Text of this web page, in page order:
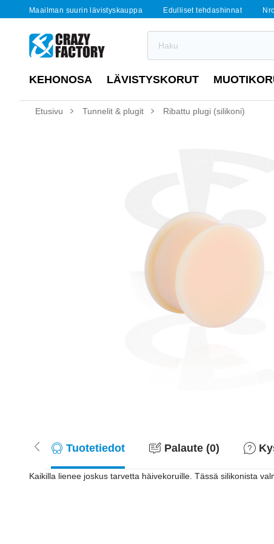
Maailman suurin lävistyskauppa Edulliset tehdashinnat
KEHONOSA LÄVISTYSKORUT
Etusivu Tunnelit & plugit Ribattu plugi (silikoni)
Tuotetiedot Palaute (0)
Kaikilla lienee joskus tarvetta häivekoruille. Tässä silikonista